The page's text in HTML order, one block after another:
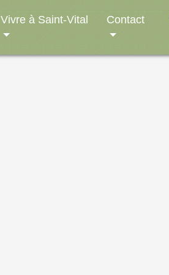
Vivre à Saint-Vital Contact